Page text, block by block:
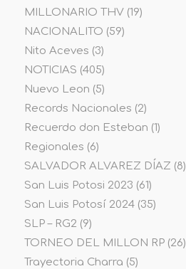
MILLONARIO THV(19)
NACIONALITO (59)
Nito Aceves (3)
NOTICIAS (405)
Nuevo Leon (5)
Records Nacionales (2)
Recuerdo don Esteban (1)
Regionales (6)
SALVADOR ALVAREZ DÍAZ (8)
San Luis Potosi 2023 (61)
San Luis Potosí 2024(35)
SLP – RG2 (9)
TORNEO DEL MILLON RP(26)
Trayectoria Charra (5)